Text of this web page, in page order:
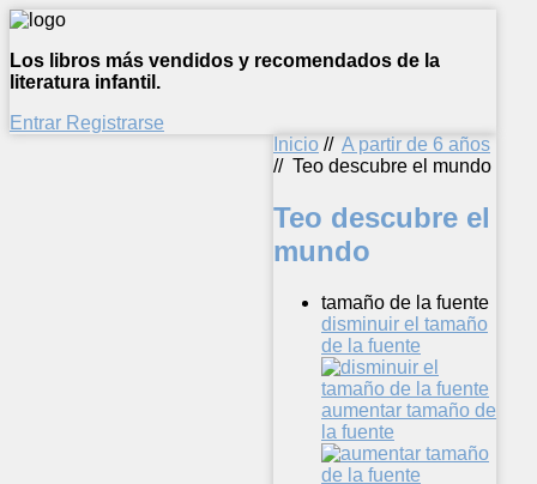
Los libros más vendidos y recomendados de la
literatura infantil.
Entrar Registrarse
Inicio // A partir de 6 años
// Teo descubre el mundo
Teo descubre el
mundo
tamaño de la fuente
disminuir el tamaño
de la fuente
aumentar tamaño de
la fuente